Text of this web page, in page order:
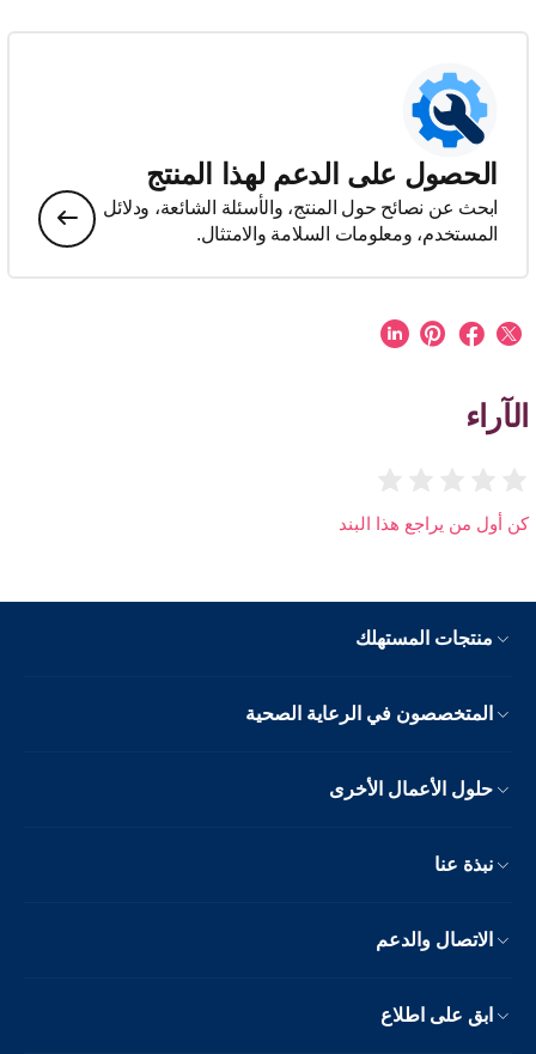
الحصول على الدعم لهذا المنتج
ابحث عن نصائح حول المنتج، والأسئلة الشائعة، ودلائل
المستخدم، ومعلومات السلامة والامتثال.
الآراء
كن أول من يراجع هذا البند
منتجات المستهلك
المتخصصون في الرعاية الصحية
حلول الأعمال الأخرى
نبذة عنا
الاتصال والدعم
ابق على اطلاع